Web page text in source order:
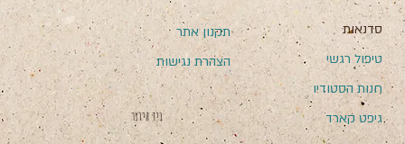
סדנאות
טיפול רגשי
חנות הסטודיו
גיפט קארד
בְּיַד הַיּוֹצֵר
תקנון אתר
הצהרת נגישות